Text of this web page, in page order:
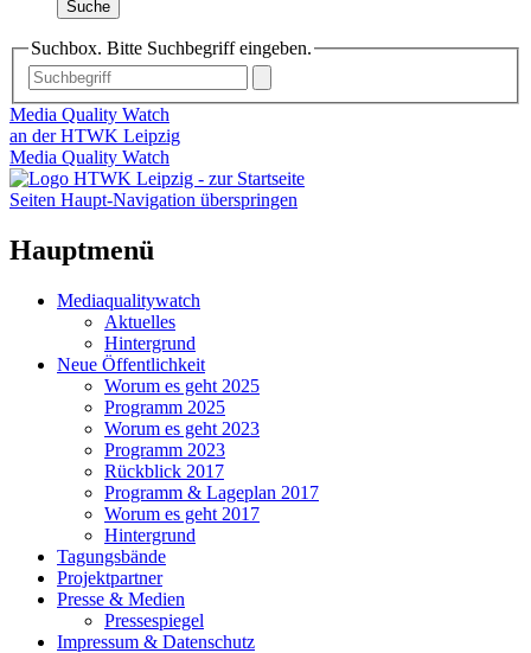
Suche
Suchbox. Bitte Suchbegriff eingeben.
Media Quality Watch
an der HTWK Leipzig
Media Quality Watch
Seiten Haupt-Navigation überspringen
Hauptmenü
Mediaqualitywatch
Aktuelles
Hintergrund
Neue Öffentlichkeit
Worum es geht 2025
Programm 2025
Worum es geht 2023
Programm 2023
Rückblick 2017
Programm & Lageplan 2017
Worum es geht 2017
Hintergrund
Tagungsbände
Projektpartner
Presse & Medien
Pressespiegel
Impressum & Datenschutz